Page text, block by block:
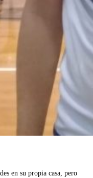
en su propia casa, pero